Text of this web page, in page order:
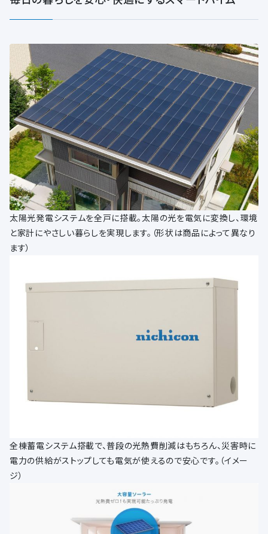
太陽光発電システムを全戸に搭載。太陽の光を電気に変換し、環境
と家計にやさしい暮らしを実現します。（形状は商品によって異なり
ます）
全棟蓄電システム搭載で、普段の光熱費削減はもちろん、災害時に
電力の供給がストップしても電気が使えるので安心です。（イメー
ジ）